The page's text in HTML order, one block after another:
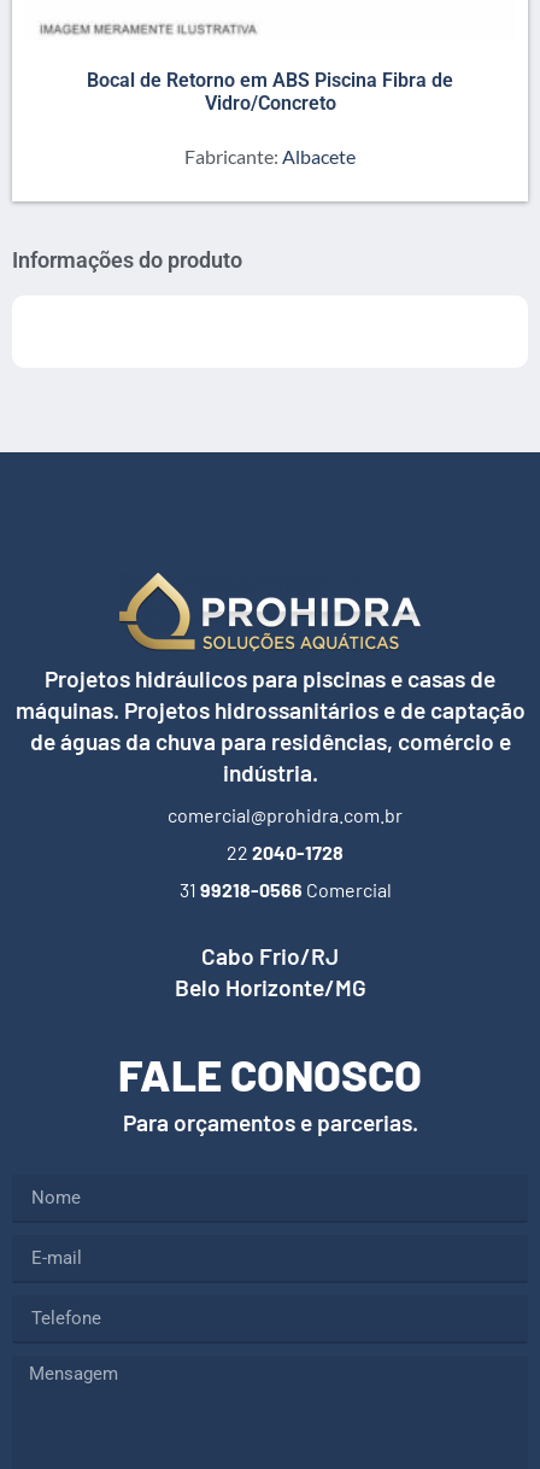
Bocal de Retorno em ABS Piscina Fibra de
Vidro/Concreto
Fabricante: Albacete
Informações do produto
Projetos hidráulicos para piscinas e casas de
máquinas. Projetos hidrossanitários e de captação
de águas da chuva para residências, comércio e
indústria.
comercial@prohidra.com.br
22 2040-1728
31 99218-0566 Comercial
Cabo Frio/RJ
Belo Horizonte/MG
FALE CONOSCO
Para orçamentos e parcerias.